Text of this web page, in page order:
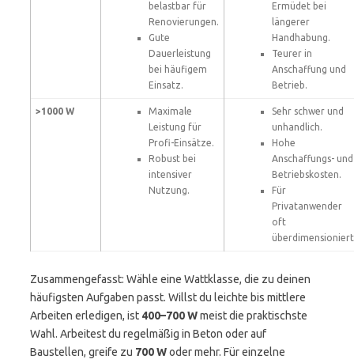
belastbar für
Renovierungen.
Gute
Dauerleistung
bei häufigem
Einsatz.
Ermüdet bei
längerer
Handhabung.
Teurer in
Anschaffung und
Betrieb.
>1000 W
Maximale
Leistung für
Profi-Einsätze.
Robust bei
intensiver
Nutzung.
Sehr schwer und
unhandlich.
Hohe
Anschaffungs- und
Betriebskosten.
Für
Privatanwender
oft
Zusammengefasst: Wähle eine Wattklasse, die zu deinen
häufigsten Aufgaben passt. Willst du leichte bis mittlere
Arbeiten erledigen, ist 400–700 Wmeist die praktischste
Wahl. Arbeitest du regelmäßig in Beton oder auf
Baustellen, greife zu 700 Woder mehr. Für einzelne